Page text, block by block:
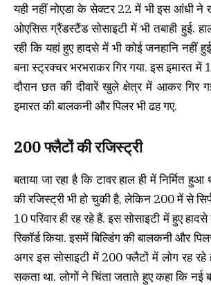
यही नहीं नोएडा के सेक्टर 22 में भी इस आंधी ने
ओएसिस ग्रैंडस्टैंड सोसाइटी में भी तबाही हुई.
रही कि यहां हुए हादसे में भी कोई जनहानि नहीं
बना स्ट्रक्चर भरभराकर गिर गया. इस इमारत में
दौरान छत की दीवारें खुले क्षेत्र में आकर गिर
इमारत की बालकनी और पिलर भी ढह गए.
200 फ्लैटों की रजिस्ट्री
बताया जा रहा है कि टावर हाल ही में निर्मित
की रजिस्ट्री भी हो चुकी है, लेकिन 200 में से
10 परिवार ही रह रहे हैं. इस सोसाइटी में हुए हादसे
रिकॉर्ड किया. इसमें बिल्डिंग की बालकनी और
अगर इस सोसाइटी में 200 फ्लैटों में लोग रह रहे
सकता था. लोगों ने चिंता जताते हुए कहा कि नई